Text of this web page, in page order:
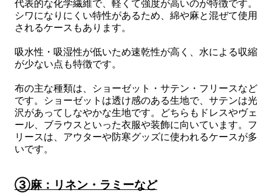
代表的な化学繊維で、軽くて強度が高いのが特徴です。
シワになりにくい特性があるため、綿や麻と混ぜて使用
されるケースもあります。
吸水性・吸湿性が低いため速乾性が高く、水による収縮
が少ない点も特徴です。
布の主な種類は、ショーゼット・サテン・フリースなど
です。ショーゼットは透け感のある生地で、サテンは光
沢があってしなやかな生地です。どちらもドレスやヴェ
ール、ブラウスといった衣服や装飾に向いています。フ
リースは、アウターや防寒グッズに使われるケースが多
いです。
③麻：リネン・ラミーなど